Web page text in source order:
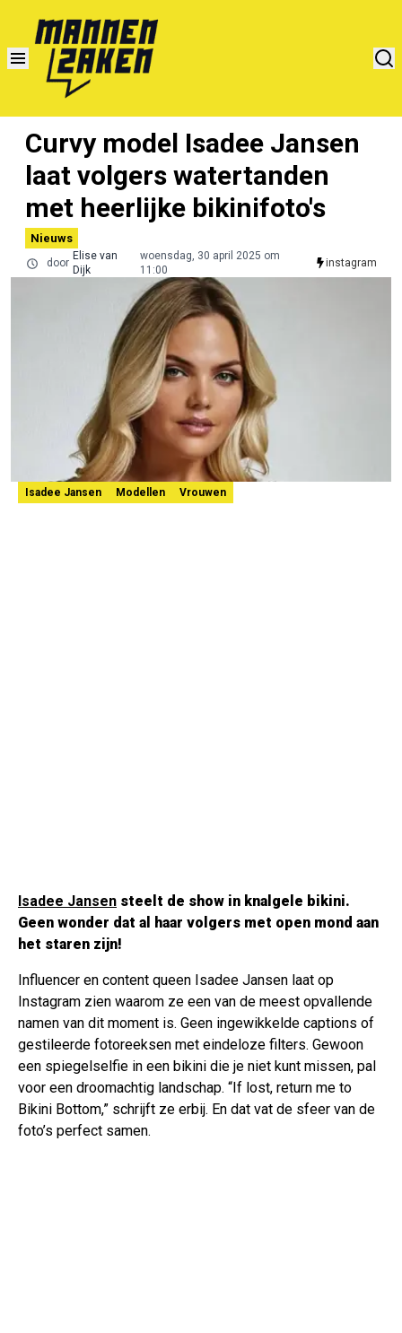
Curvy model Isadee Jansen
laat volgers watertanden
met heerlijke bikinifoto's
Nieuws
door
Elise van
Dijk
woensdag, 30 april 2025 om
11:00
instagram
Isadee Jansen Modellen Vrouwen
Isadee Jansen steelt de show in knalgele bikini.
Geen wonder dat al haar volgers met open mond aan
het staren zijn!
Influencer en content queen Isadee Jansen laat op
Instagram zien waarom ze een van de meest opvallende
namen van dit moment is. Geen ingewikkelde captions of
gestileerde fotoreeksen met eindeloze filters. Gewoon
een spiegelselfie in een bikini die je niet kunt missen, pal
voor een droomachtig landschap. “If lost, return me to
Bikini Bottom,” schrijft ze erbij. En dat vat de sfeer van de
foto’s perfect samen.